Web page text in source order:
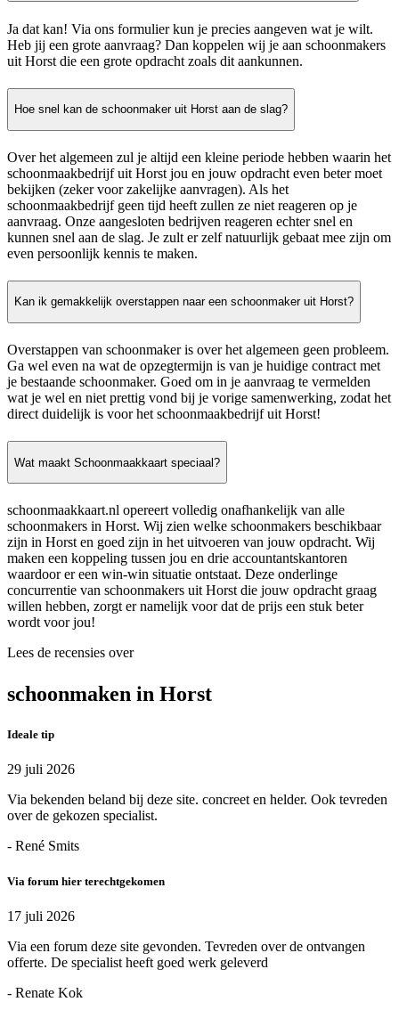
Ja dat kan! Via ons formulier kun je precies aangeven wat je wilt.
Heb jij een grote aanvraag? Dan koppelen wij je aan schoonmakers
uit Horst die een grote opdracht zoals dit aankunnen.
Hoe snel kan de schoonmaker uit Horst aan de slag?
Over het algemeen zul je altijd een kleine periode hebben waarin het
schoonmaakbedrijf uit Horst jou en jouw opdracht even beter moet
bekijken (zeker voor zakelijke aanvragen). Als het
schoonmaakbedrijf geen tijd heeft zullen ze niet reageren op je
aanvraag. Onze aangesloten bedrijven reageren echter snel en
kunnen snel aan de slag. Je zult er zelf natuurlijk gebaat mee zijn om
even persoonlijk kennis te maken.
Kan ik gemakkelijk overstappen naar een schoonmaker uit Horst?
Overstappen van schoonmaker is over het algemeen geen probleem.
Ga wel even na wat de opzegtermijn is van je huidige contract met
je bestaande schoonmaker. Goed om in je aanvraag te vermelden
wat je wel en niet prettig vond bij je vorige samenwerking, zodat het
direct duidelijk is voor het schoonmaakbedrijf uit Horst!
Wat maakt Schoonmaakkaart speciaal?
schoonmaakkaart.nl opereert volledig onafhankelijk van alle
schoonmakers in Horst. Wij zien welke schoonmakers beschikbaar
zijn in Horst en goed zijn in het uitvoeren van jouw opdracht. Wij
maken een koppeling tussen jou en drie accountantskantoren
waardoor er een win-win situatie ontstaat. Deze onderlinge
concurrentie van schoonmakers uit Horst die jouw opdracht graag
willen hebben, zorgt er namelijk voor dat de prijs een stuk beter
wordt voor jou!
Lees de recensies over
schoonmaken in Horst
Ideale tip
29 juli 2026
Via bekenden beland bij deze site. concreet en helder. Ook tevreden
over de gekozen specialist.
- René Smits
Via forum hier terechtgekomen
17 juli 2026
Via een forum deze site gevonden. Tevreden over de ontvangen
offerte. De specialist heeft goed werk geleverd
- Renate Kok